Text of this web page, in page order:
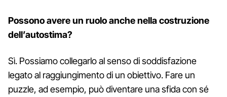
Possono avere un ruolo anche nella costruzione
dell’autostima?
Sì. Possiamo collegarlo al senso di soddisfazione
legato al raggiungimento di un obiettivo. Fare un
puzzle, ad esempio, può diventare una sfida con sé